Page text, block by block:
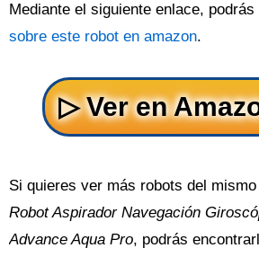
Mediante el siguiente enlace,
sobre este robot en amazon.
Si quieres ver más robots del
Robot Aspirador Navegación
Advance Aqua Pro, podrás